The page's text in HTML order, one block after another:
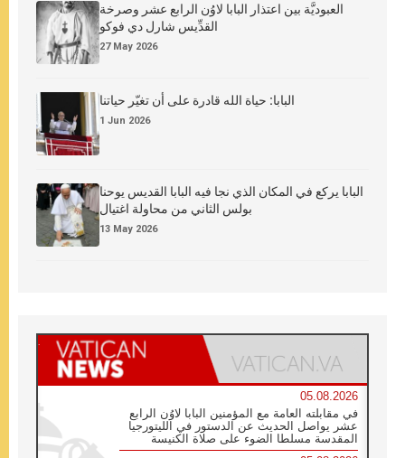
العبوديَّة بين اعتذار البابا لاوُن الرابع عشر وصرخة
القدِّيس شارل دي فوكو
27 May 2026
البابا: حياة الله قادرة على أن تغيّر حياتنا
1 Jun 2026
البابا يركع في المكان الذي نجا فيه البابا القديس يوحنا
بولس الثاني من محاولة اغتيال
13 May 2026
05.08.2026
في مقابلته العامة مع المؤمنين البابا لاوُن الرابع
عشر يواصل الحديث عن الدستور في الليتورجيا
المقدسة مسلطا الضوء على صلاة الكنيسة